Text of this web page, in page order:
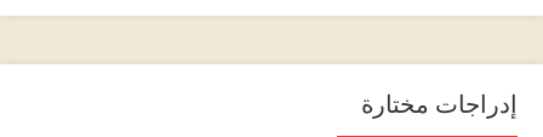
إدراجات مختارة